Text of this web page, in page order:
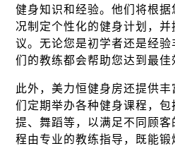
健身知识和经验。他们将根
况制定个性化的健身计划，
议。无论您是初学者还是经
们的教练都会帮助您达到最佳
此外，美力恒健身房还提供
们定期举办各种健身课程，
提、舞蹈等，以满足不同顾
程由专业的教练指导，既能